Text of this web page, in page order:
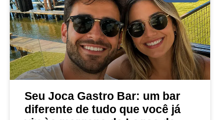
Seu Joca Gastro Bar: um bar
diferente de tudo que você já